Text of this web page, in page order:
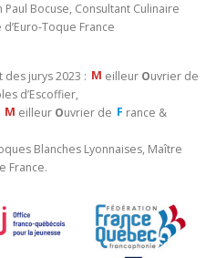
Bocuse, Consultant Culinaire
Toque France
des jurys 2023 : M eilleur Ouvrier de
d’Escoffier,
M eilleur Ouvrier de F rance &
Blanches Lyonnaises, Maître
France.